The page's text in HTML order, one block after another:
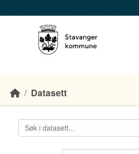
Datasett